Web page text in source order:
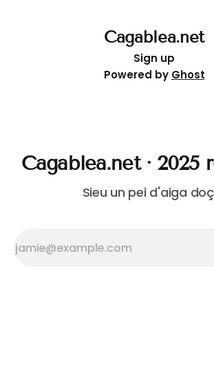
Cagablea.net
Sign up
Powered by Ghost
Cagablea.net · 2025
Sieu un pei d'aiga